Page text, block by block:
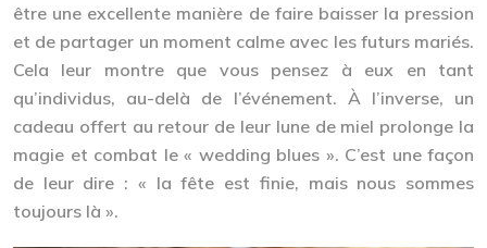
être une excellente manière de faire baisser la pression
et de partager un moment calme avec les futurs mariés.
Cela leur montre que vous pensez à eux en tant
qu’individus, au-delà de l’événement. À l’inverse, un
cadeau offert au retour de leur lune de miel prolonge la
magie et combat le « wedding blues ». C’est une façon
de leur dire : « la fête est finie, mais nous sommes
toujours là ».